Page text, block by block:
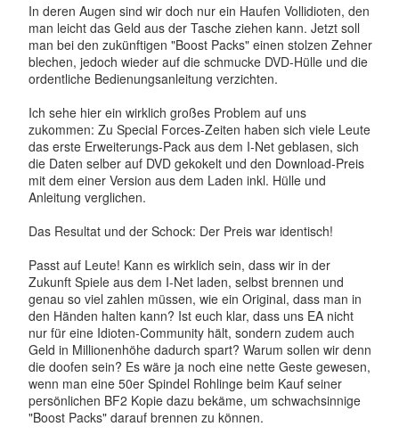
In deren Augen sind wir doch nur ein Haufen Vollidioten, den
man leicht das Geld aus der Tasche ziehen kann. Jetzt soll
man bei den zukünftigen "Boost Packs" einen stolzen Zehner
blechen, jedoch wieder auf die schmucke DVD-Hülle und die
ordentliche Bedienungsanleitung verzichten.
Ich sehe hier ein wirklich großes Problem auf uns
zukommen: Zu Special Forces-Zeiten haben sich viele Leute
das erste Erweiterungs-Pack aus dem I-Net geblasen, sich
die Daten selber auf DVD gekokelt und den Download-Preis
mit dem einer Version aus dem Laden inkl. Hülle und
Anleitung verglichen.
Das Resultat und der Schock: Der Preis war identisch!
Passt auf Leute! Kann es wirklich sein, dass wir in der
Zukunft Spiele aus dem I-Net laden, selbst brennen und
genau so viel zahlen müssen, wie ein Original, dass man in
den Händen halten kann? Ist euch klar, dass uns EA nicht
nur für eine Idioten-Community hält, sondern zudem auch
Geld in Millionenhöhe dadurch spart? Warum sollen wir denn
die doofen sein? Es wäre ja noch eine nette Geste gewesen,
wenn man eine 50er Spindel Rohlinge beim Kauf seiner
persönlichen BF2 Kopie dazu bekäme, um schwachsinnige
"Boost Packs" darauf brennen zu können.